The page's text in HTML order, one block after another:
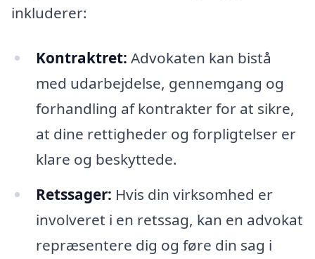
inkluderer:
Kontraktret: Advokaten kan bistå
med udarbejdelse, gennemgang og
forhandling af kontrakter for at sikre,
at dine rettigheder og forpligtelser er
klare og beskyttede.
Retssager: Hvis din virksomhed er
involveret i en retssag, kan en advokat
repræsentere dig og føre din sag i